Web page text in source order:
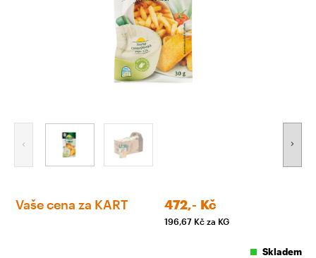
Vaše cena za KART 472,- Kč
196,67 Kč za KG
Skladem